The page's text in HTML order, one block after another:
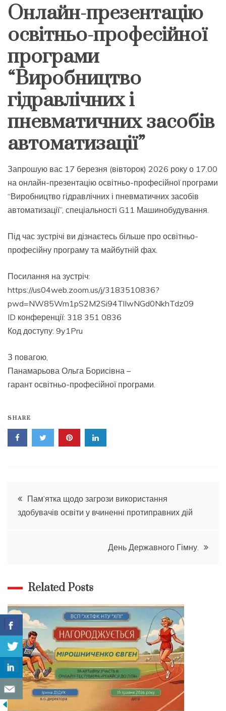
Онлайн-презентацію
освітньо-професійної
програми
“Виробництво
гідравлічних і
пневматичних засобів
автоматизації”
Запрошую вас 17 березня (вівторок) 2026 року о 17.00
на онлайн-презентацію освітньо-професійної програми
“Виробництво гідравлічних і пневматичних засобів
автоматизації”, спеціальності G11 Машинобудування.
Під час зустрічі ви дізнаєтесь більше про освітньо-
професійну програму та майбутній фах.
Посилання на зустріч:
https://us04web.zoom.us/j/3183510836?
pwd=NW85Wm1pS2M2Si94TlIwNGd0NkhTdz09
ID конференції: 318 351 0836
Код доступу: 9y1Pru
З повагою,
Панамарьова Ольга Борисівна –
гарант освітньо-професійної програми.
SHARE
Навігація
записів
Пам’ятка щодо загрози використання
здобувачів освіти у вчиненні протиправних дій
День Державного Гімну.
Related Posts